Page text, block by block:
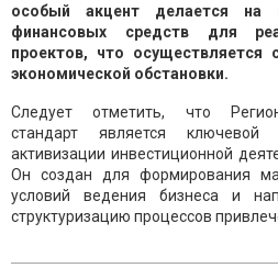
особый акцент делается на
финансовых средств для
проектов, что осуществляется
экономической обстановки.
Следует отметить, что
стандарт является
активизации инвестиционной
Он создан для формирования
условий ведения бизнеса и
структуризацию процессов